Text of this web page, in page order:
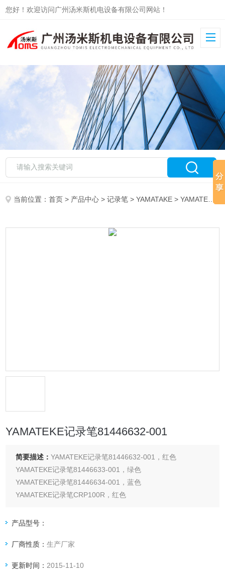
您好！欢迎访问广州汤米斯机电设备有限公司网站！
当前位置：首页 > 产品中心 >记录笔 >YAMATAKE > YAMATEKE记录笔81446632-001
YAMATEKE记录笔81446632-001
简要描述：YAMATEKE记录笔81446632-001，红色
YAMATEKE记录笔81446633-001，绿色
YAMATEKE记录笔81446634-001，蓝色
YAMATEKE记录笔CRP100R，红色
YAMATEKE记录笔81446688-001，两色
产品型号：
厂商性质：生产厂家
更新时间： 2015-11-10